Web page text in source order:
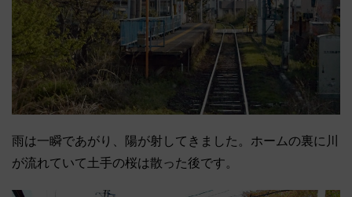
雨は一瞬であがり、陽が射してきました。ホームの裏に川
が流れていて土手の桜は散った後です。